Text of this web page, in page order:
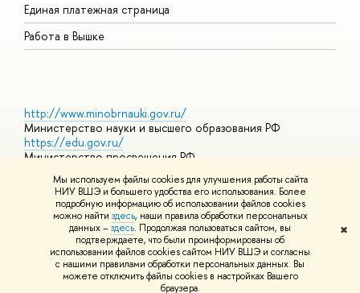
Мы используем файлы cookies для улучшения работы сайта
НИУ ВШЭ и большего удобства его использования. Более
подробную информацию об использовании файлов cookies
можно найти здесь, наши правила обработки персональных
данных –здесь. Продолжая пользоваться сайтом, вы
подтверждаете, что были проинформированы об
использовании файлов cookies сайтом НИУ ВШЭ и согласны
с нашими правилами обработки персональных данных. Вы
можете отключить файлы cookies в настройках Вашего
браузера.
✖
Единая платежная страница
Работа в Вышке
http://www.minobrnauki.gov.ru/
Министерство науки и высшего образования РФ
https://edu.gov.ru/
Министерство просвещения РФ
Массовые открытые онлайн-курсы
© НИУ ВШЭ 1993–2026 Адреса и контактыУсловия
использования материалов Политика конфиденциальности
Шрифты HSE Sans и HSE Slab разработаны вШколе дизайна НИУ